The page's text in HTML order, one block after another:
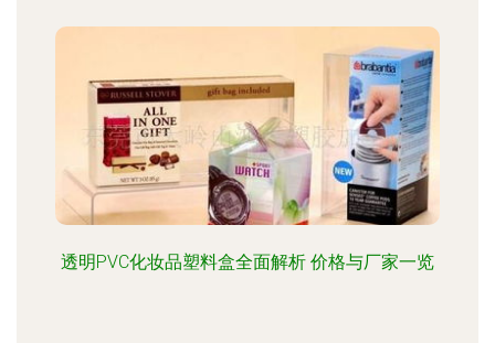
透明PVC化妆品塑料盒全面解析 价格与厂家一览